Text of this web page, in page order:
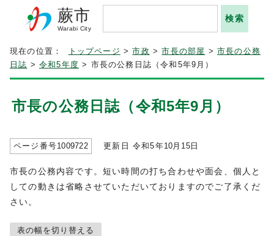
蕨市
Warabi City
現在の位置： トップページ >市政 >市長の部屋 >市長の公務
日誌 >令和5年度 > 市長の公務日誌（令和5年9月）
市長の公務日誌（令和5年9月）
ページ番号1009722 更新日 令和5年10月 15 日
市長の公務内容です。短い時間の打ち合わせや面会、個人と
しての動きは省略させていただいておりますのでご了承くだ
さい。
表の幅を切り替える